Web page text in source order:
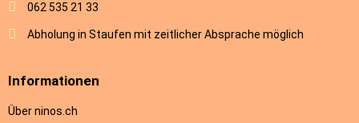
062 535 21 33
Abholung in Staufen mit zeitlicher Absprache möglich
Informationen
Über ninos.ch